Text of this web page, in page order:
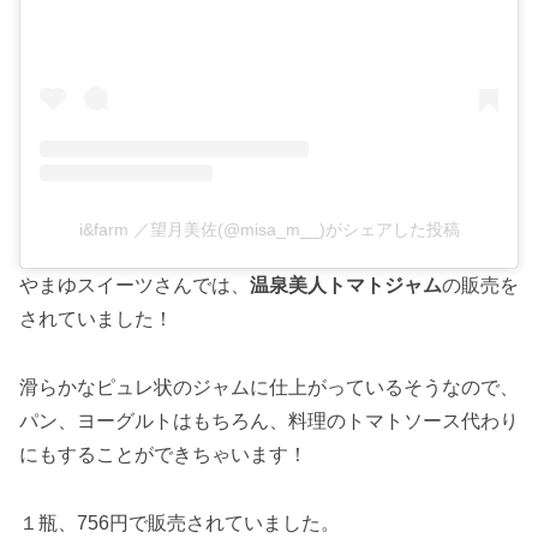
i&farm ／望月美佐(@misa_m__)がシェアした投稿
やまゆスイーツさんでは、 温泉美人トマトジャムの販売を
されていました！
滑らかなピュレ状のジャムに仕上がっているそうなので、
パン、ヨーグルトはもちろん、料理のトマトソース代わり
にもすることができちゃいます！
１瓶、756円で販売されていました。